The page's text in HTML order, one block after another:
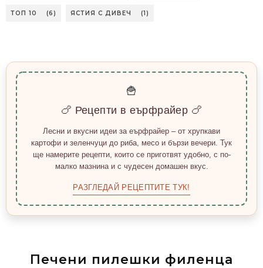
ТОП 10 (6) ЯСТИЯ С ДИВЕЧ (1)
🍟
🍗 Рецепти в еърфрайер 🍗
Лесни и вкусни идеи за еърфрайер – от хрупкави
картофи и зеленчуци до риба, месо и бързи вечери. Тук
ще намерите рецепти, които се приготвят удобно, с по-
малко мазнина и с чудесен домашен вкус.
РАЗГЛЕДАЙ РЕЦЕПТИТЕ ТУК!
Печени пилешки филенца